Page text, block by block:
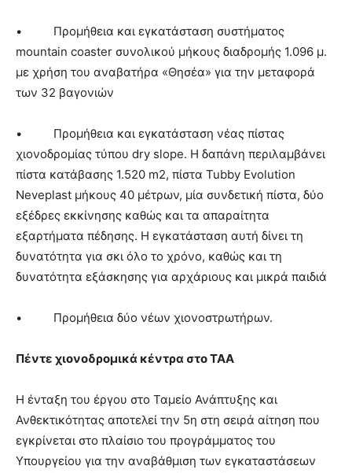
• Προμήθεια και εγκατάσταση συστήματος
mountain coaster συνολικού μήκους διαδρομής 1.096 μ.
με χρήση του αναβατήρα «Θησέα» για την μεταφορά
των 32 βαγονιών
• Προμήθεια και εγκατάσταση νέας πίστας
χιονοδρομίας τύπου dry slope. Η δαπάνη περιλαμβάνει
πίστα κατάβασης 1.520 m2, πίστα Tubby Evolution
Neveplast μήκους 40 μέτρων, μία συνδετική πίστα, δύο
εξέδρες εκκίνησης καθώς και τα απαραίτητα
εξαρτήματα πέδησης. Η εγκατάσταση αυτή δίνει τη
δυνατότητα για σκι όλο το χρόνο, καθώς και τη
δυνατότητα εξάσκησης για αρχάριους και μικρά παιδιά
• Προμήθεια δύο νέων χιονοστρωτήρων.
Πέντε χιονοδρομικά κέντρα στο ΤΑΑ
Η ένταξη του έργου στο Ταμείο Ανάπτυξης και
Ανθεκτικότητας αποτελεί την 5η στη σειρά αίτηση που
εγκρίνεται στο πλαίσιο του προγράμματος του
Υπουργείου για την αναβάθμιση των εγκαταστάσεων